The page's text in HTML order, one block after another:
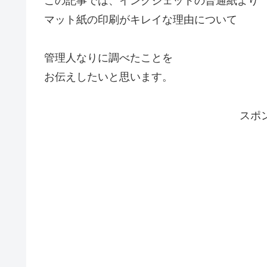
マット紙の印刷がキレイな理由について
管理人なりに調べたことを
お伝えしたいと思います。
スポ